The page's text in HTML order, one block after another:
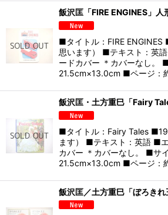
飯沢匡「FIRE ENGINES」人
■タイトル：FIRE ENGINES
思います） ■テキスト：英
ードカバー ＊カバーなし。
21.5cm×13.0cm ■ページ：
飯沢匡・土方重巳「Fairy
■タイトル：Fairy Tales
ます） ■テキスト：英語 ■
カバー ＊カバーなし。 ■サ
21.5cm×13.0cm ■ページ：
飯沢匡／土方重巳「ぼろき